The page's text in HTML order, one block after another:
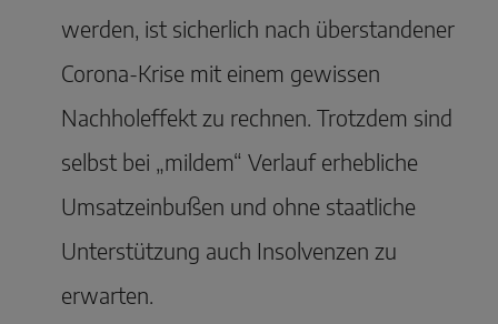
werden, ist sicherlich nach überstandener
Corona-Krise mit einem gewissen
Nachholeffekt zu rechnen. Trotzdem sind
selbst bei „mildem“ Verlauf erhebliche
Umsatzeinbußen und ohne staatliche
Unterstützung auch Insolvenzen zu
erwarten.